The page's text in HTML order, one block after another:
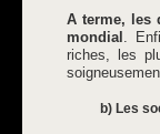
A terme, les
mondial
.
riches, les
b) Les